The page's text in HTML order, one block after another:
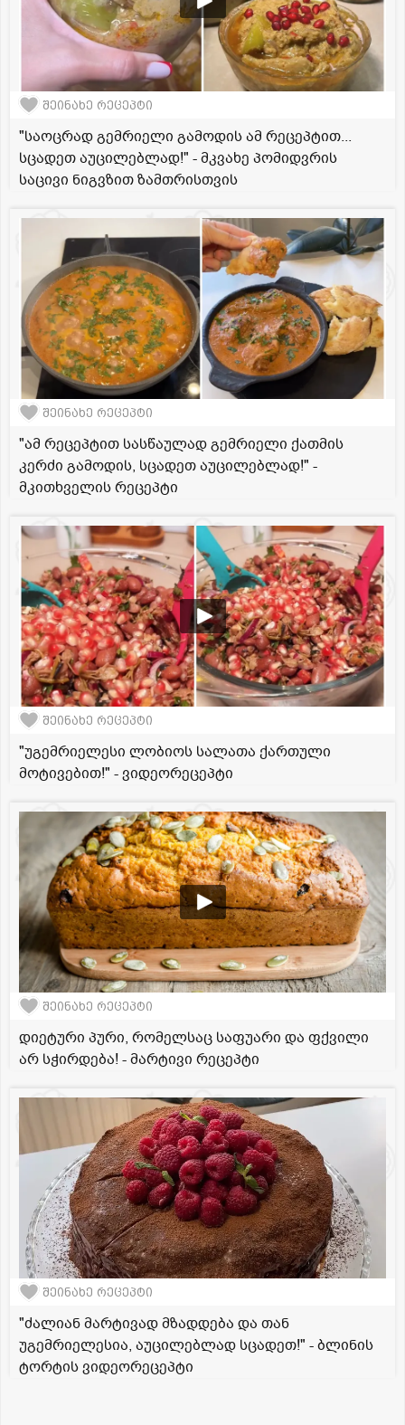
შეინახე რეცეპტი
"საოცრად გემრიელი გამოდის ამ რეცეპტით...
სცადეთ აუცილებლად!" - მკვახე პომიდვრის
საცივი ნიგვზით ზამთრისთვის
შეინახე რეცეპტი
"ამ რეცეპტით სასწაულად გემრიელი ქათმის
კერძი გამოდის, სცადეთ აუცილებლად!" -
მკითხველის რეცეპტი
შეინახე რეცეპტი
"უგემრიელესი ლობიოს სალათა ქართული
მოტივებით!" - ვიდეორეცეპტი
შეინახე რეცეპტი
დიეტური პური, რომელსაც საფუარი და ფქვილი
არ სჭირდება! - მარტივი რეცეპტი
შეინახე რეცეპტი
"ძალიან მარტივად მზადდება და თან
უგემრიელესია, აუცილებლად სცადეთ!" - ბლინის
ტორტის ვიდეორეცეპტი